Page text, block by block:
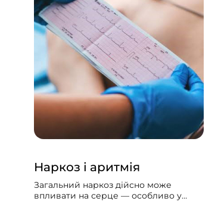
Наркоз і аритмія
Загальний наркоз дійсно може
впливати на серце — особливо у